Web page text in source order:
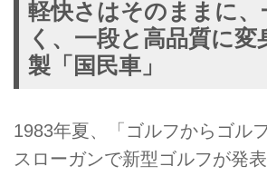
軽快さはそのままに、
く、一段と高品質に変
製「国民車」
1983年夏、「ゴルフからゴル
スローガンで新型ゴルフが発